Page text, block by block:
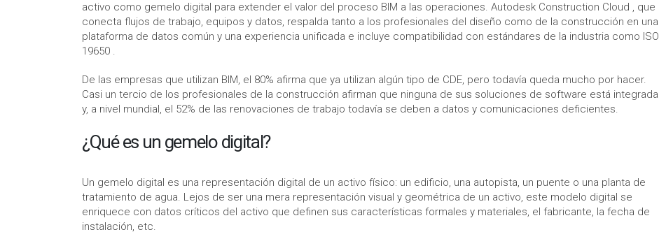
activo como gemelo digital para extender el valor del proceso BIM a las operaciones. Autodesk Construction Cloud , que
conecta flujos de trabajo, equipos y datos, respalda tanto a los profesionales del diseño como de la construcción en una
plataforma de datos común y una experiencia unificada e incluye compatibilidad con estándares de la industria como ISO
19650 .
De las empresas que utilizan BIM, el 80% afirma que ya utilizan algún tipo de CDE, pero todavía queda mucho por hacer.
Casi un tercio de los profesionales de la construcción afirman que ninguna de sus soluciones de software está integrada
y, a nivel mundial, el 52% de las renovaciones de trabajo todavía se deben a datos y comunicaciones deficientes.
¿Qué es un gemelo digital?
Un gemelo digital es una representación digital de un activo físico: un edificio, una autopista, un puente o una planta de
tratamiento de agua. Lejos de ser una mera representación visual y geométrica de un activo, este modelo digital se
enriquece con datos críticos del activo que definen sus características formales y materiales, el fabricante, la fecha de
instalación, etc.